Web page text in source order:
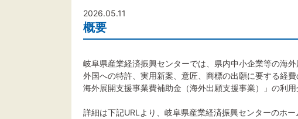
2026.05.11
概要
岐阜県産業経済振興センターでは、県内中小企業等の海外
外国への特許、実用新案、意匠、商標の出願に要する経
海外展開支援事業費補助金（海外出願支援事業）」の利用
詳細は下記URLより、岐阜県産業経済振興センターのホー